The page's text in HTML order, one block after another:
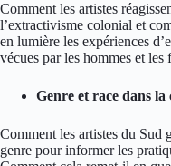
Comment les artistes
l’extractivisme colonial et
en lumière les expériences
vécues par les hommes et les
Genre et race dans
Comment les artistes du Sud
genre pour informer les